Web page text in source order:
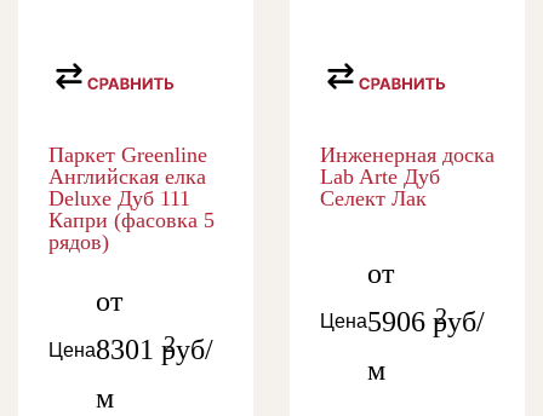
Паркет Greenline
Английская елка
Deluxe Дуб 111
Капри (фасовка 5
рядов)
Цена
от
8301 руб/
м
2
Инженерная доска
Lab Arte Дуб
Селект Лак
Цена
от
5906 руб/
м
2